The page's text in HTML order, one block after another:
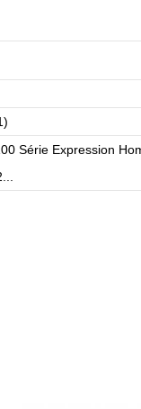
Série Expression